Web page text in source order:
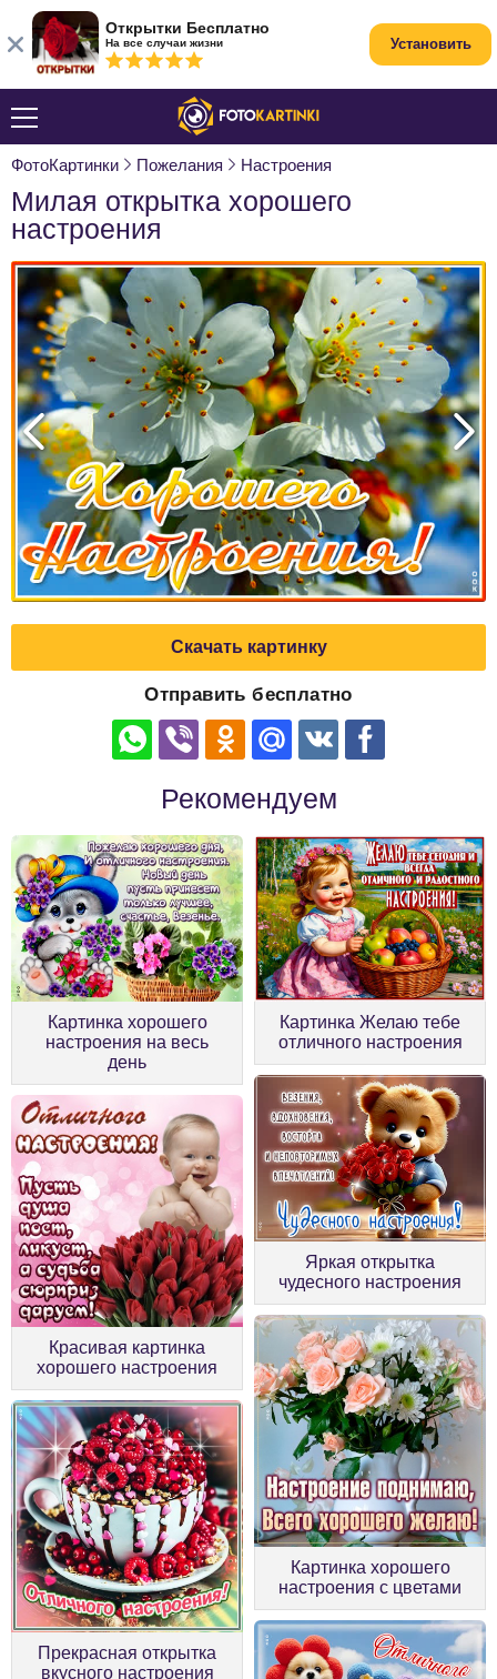
ФотоКартинки Пожелания Настроения
Милая открытка хорошего
настроения
Скачать картинку
Отправить бесплатно
Рекомендуем
Картинка хорошего
настроения на весь
день
Картинка Желаю тебе
отличного настроения
Красивая картинка
хорошего настроения
Яркая открытка
чудесного настроения
Прекрасная открытка
вкусного настроения
Картинка хорошего
настроения с цветами
Открытки Бесплатно
На все случаи жизни Установить